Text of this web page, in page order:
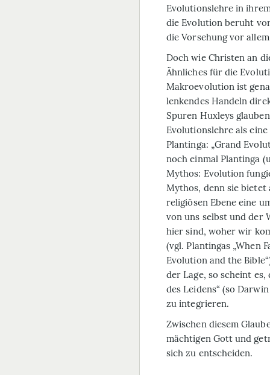
Evolutionslehre in
die Evolution beruht
die Vorsehung vor
Doch wie Christen an
Ähnliches für die
Makroevolution ist
lenkendes Handeln
Spuren Huxleys
Evolutionslehre als eine
Plantinga: „Grand
noch einmal Plantinga
Mythos: Evolution
Mythos, denn sie bietet
religiösen Ebene eine
von uns selbst und der
hier sind, woher wir
(vgl. Plantingas „When
Evolution and the
der Lage, so scheint
des Leidens“ (so
zu integrieren.
Zwischen diesem
mäch­tigen Gott und
sich zu entscheiden.